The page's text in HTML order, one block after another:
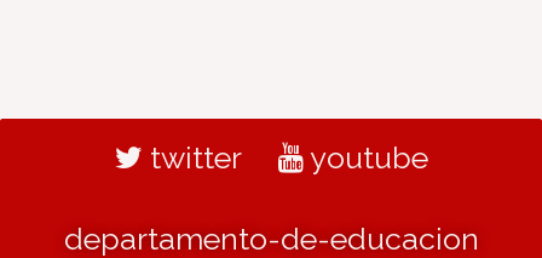
twitter youtube
departamento-de-educacion